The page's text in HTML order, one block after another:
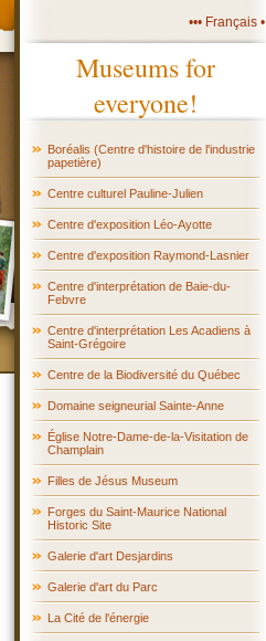
••• Français •
Museums for
everyone!
Boréalis (Centre d'histoire de l'industrie
papetière)
Centre culturel Pauline-Julien
Centre d'exposition Léo-Ayotte
Centre d'exposition Raymond-Lasnier
Centre d'interprétation de Baie-du-
Febvre
Centre d'interprétation Les Acadiens à
Saint-Grégoire
Centre de la Biodiversité du Québec
Domaine seigneurial Sainte-Anne
Église Notre-Dame-de-la-Visitation de
Champlain
Filles de Jésus Museum
Forges du Saint-Maurice National
Historic Site
Galerie d'art Desjardins
Galerie d'art du Parc
La Cité de l'énergie